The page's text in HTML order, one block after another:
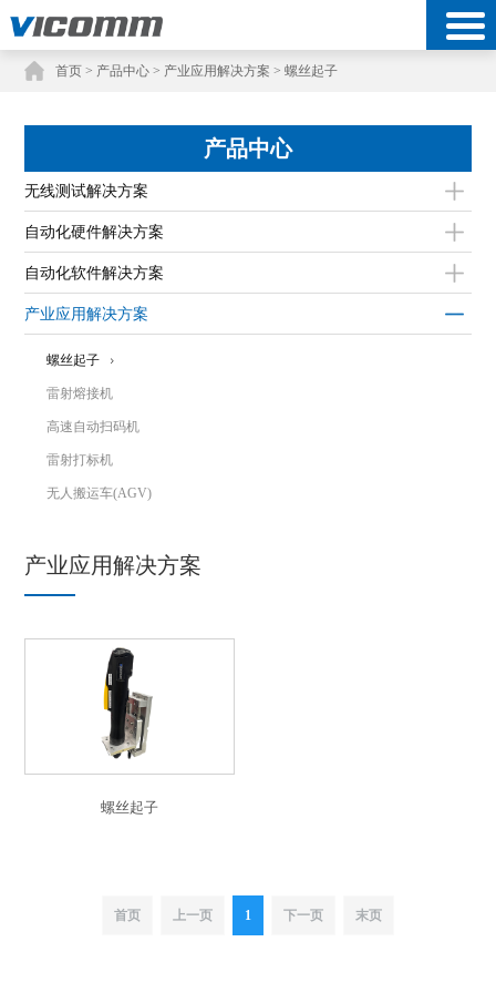
首页 > 产品中心 > 产业应用解决方案 >螺丝起子
产品中心
无线测试解决方案
自动化硬件解决方案
自动化软件解决方案
产业应用解决方案
螺丝起子
雷射熔接机
高速自动扫码机
雷射打标机
无人搬运车(AGV)
产业应用解决方案
螺丝起子
首页 上一页 1 下一页 末页